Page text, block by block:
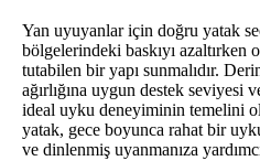
Yan uyuyanlar için doğru yatak
bölgelerindeki baskıyı azaltırken
tutabilen bir yapı sunmalıdır.
ağırlığına uygun destek seviyesi
ideal uyku deneyiminin temelini
yatak, gece boyunca rahat bir
ve dinlenmiş uyanmanıza